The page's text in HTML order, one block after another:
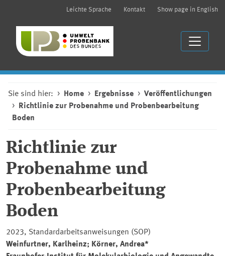
Leichte Sprache Kontakt Show page in English
Sie sind hier: Home Ergebnisse
Veröffentlichungen
Richtlinie zur Probenahme und Probenbearbeitung
Boden
Richtlinie zur
Probenahme und
Probenbearbeitung
Boden
2023, Standardarbeitsanweisungen (SOP)
Weinfurtner, Karlheinz; Körner, Andrea*